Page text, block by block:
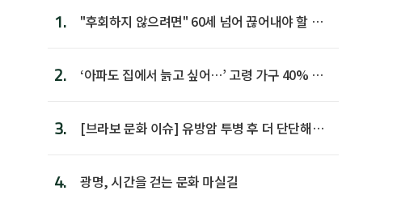
1.
"후회하지 않으려면" 60세 넘어 끊어내야 할 사
2.
‘아파도 집에서 늙고 싶어…’ 고령 가구 40% 노
3.
[브라보 문화 이슈] 유방암 투병 후 더 단단해진
4. 광명, 시간을 걷는 문화 마실길